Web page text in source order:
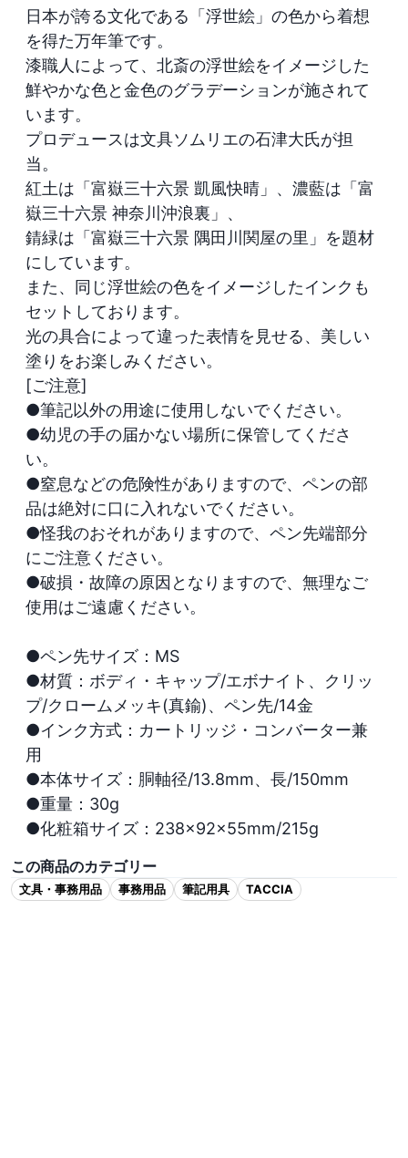
日本が誇る文化である「浮世絵」の色から着想
を得た万年筆です。
漆職人によって、北斎の浮世絵をイメージした
鮮やかな色と金色のグラデーションが施されて
います。
プロデュースは文具ソムリエの石津大氏が担
当。
紅土は「富嶽三十六景 凱風快晴」、濃藍は「富
嶽三十六景 神奈川沖浪裏」、
錆緑は「富嶽三十六景 隅田川関屋の里」を題材
にしています。
また、同じ浮世絵の色をイメージしたインクも
セットしております。
光の具合によって違った表情を見せる、美しい
塗りをお楽しみください。
[ご注意]
●筆記以外の用途に使用しないでください。
●幼児の手の届かない場所に保管してくださ
い。
●窒息などの危険性がありますので、ペンの部
品は絶対に口に入れないでください。
●怪我のおそれがありますので、ペン先端部分
にご注意ください。
●破損・故障の原因となりますので、無理なご
使用はご遠慮ください。
●ペン先サイズ：MS
●材質：ボディ・キャップ/エボナイト、クリッ
プ/クロームメッキ(真鍮)、ペン先/14金
●インク方式：カートリッジ・コンバーター兼
用
●本体サイズ：胴軸径/13.8mm、長/150mm
●重量：30g
●化粧箱サイズ：238×92×55mm/215g
この商品のカテゴリー
文具・事務用品 事務用品 筆記用具 TACCIA